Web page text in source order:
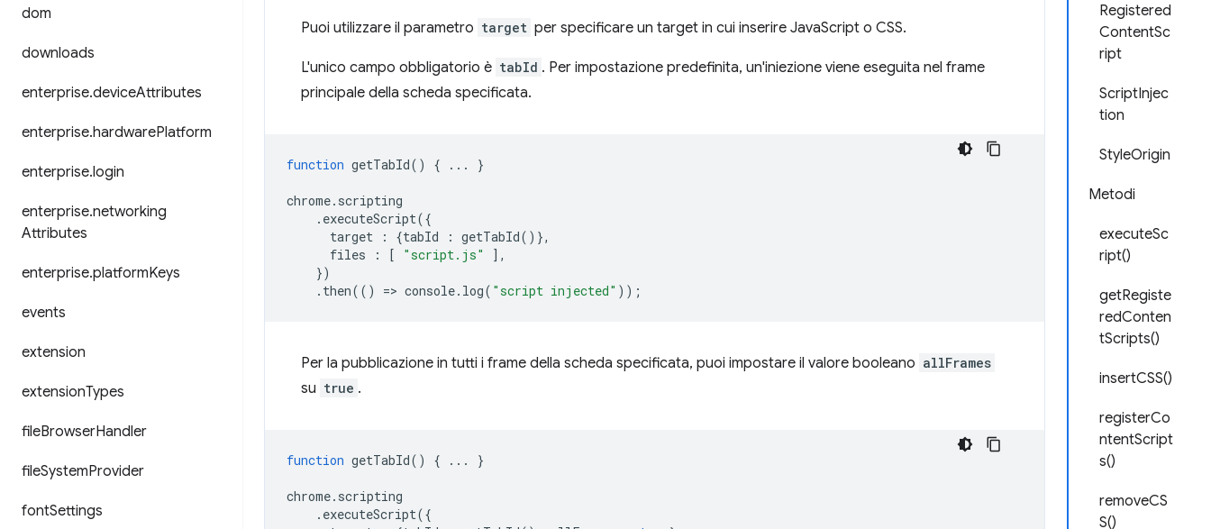
dom
downloads
enterprise.deviceAttributes
enterprise.hardwarePlatform
enterprise.login
enterprise.networking
Attributes
enterprise.platformKeys
events
extension
extensionTypes
fileBrowserHandler
fileSystemProvider
fontSettings
Registered
ContentSc
ript
ScriptInjec
tion
StyleOrigin
Metodi
executeSc
ript()
getRegiste
redConten
tScripts()
insertCSS()
registerCo
ntentScript
s()
removeCS
S()
Puoi utilizzare il parametro target per specificare un target in cui inserire JavaScript o CSS.
L'unico campo obbligatorio è tabId . Per impostazione predefinita, un'iniezione viene eseguita nel frame
principale della scheda specificata.
function getTabId() { ... }
chrome. scripting
. executeScript({
target
: {tabId : getTabId()},
files
: [ "script.js"
],
})
. then(() => console. log( "script injected" ));
Per la pubblicazione in tutti i frame della scheda specificata, puoi impostare il valore booleano allFrames
su true .
function getTabId() { ... }
chrome. scripting
. executeScript({